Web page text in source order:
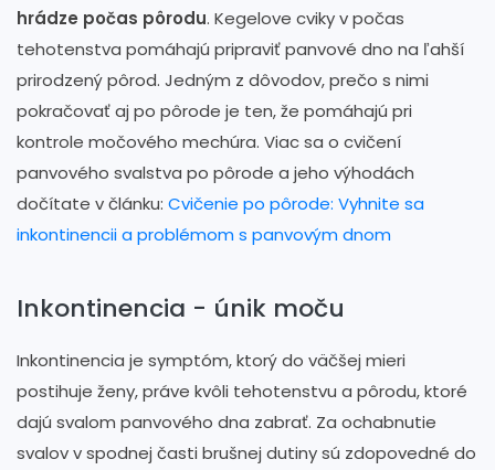
hrádze počas pôrodu. Kegelove cviky v počas
tehotenstva pomáhajú pripraviť panvové dno na ľahší
prirodzený pôrod. Jedným z dôvodov, prečo s nimi
pokračovať aj po pôrode je ten, že pomáhajú pri
kontrole močového mechúra. Viac sa o cvičení
panvového svalstva po pôrode a jeho výhodách
dočítate v článku: Cvičenie po pôrode: Vyhnite sa
inkontinencii a problémom s panvovým dnom
Inkontinencia - únik moču
Inkontinencia je symptóm, ktorý do väčšej mieri
postihuje ženy, práve kvôli tehotenstvu a pôrodu, ktoré
dajú svalom panvového dna zabrať. Za ochabnutie
svalov v spodnej časti brušnej dutiny sú zdopovedné do